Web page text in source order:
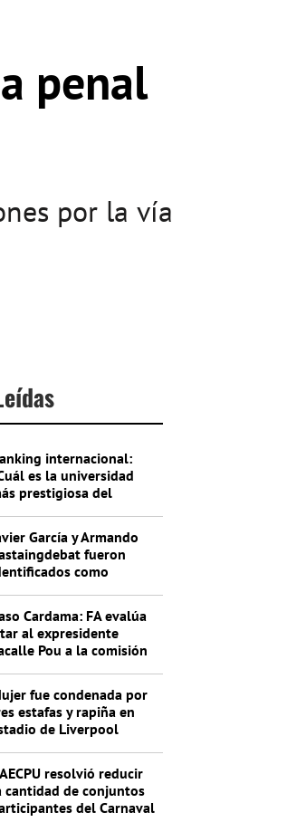
penal
por la vía
internacional:
es la universidad
prestigiosa del
García y Armando
fueron
como
Cardama: FA evalúa
al expresidente
Pou a la comisión
fue condenada por
estafas y rapiña en
de Liverpool
resolvió reducir
cantidad de conjuntos
del Carnaval